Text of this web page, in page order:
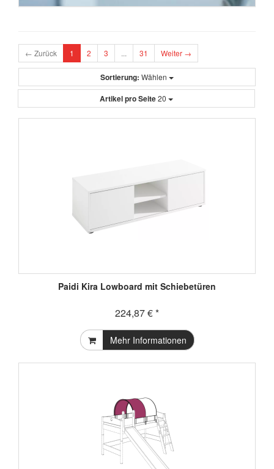
← Zurück 1 2 3 ... 31 Weiter →
Sortierung: Wählen
Artikel pro Seite20
Paidi Kira Lowboard mit Schiebetüren
224,87 € *
Mehr Informationen